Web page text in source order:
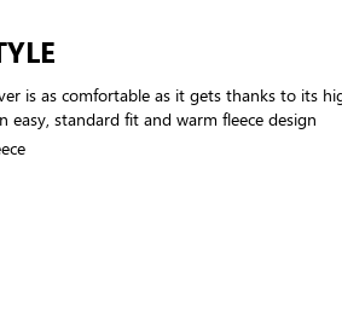
is as comfortable as it gets thanks to its
standard fit and warm fleece design